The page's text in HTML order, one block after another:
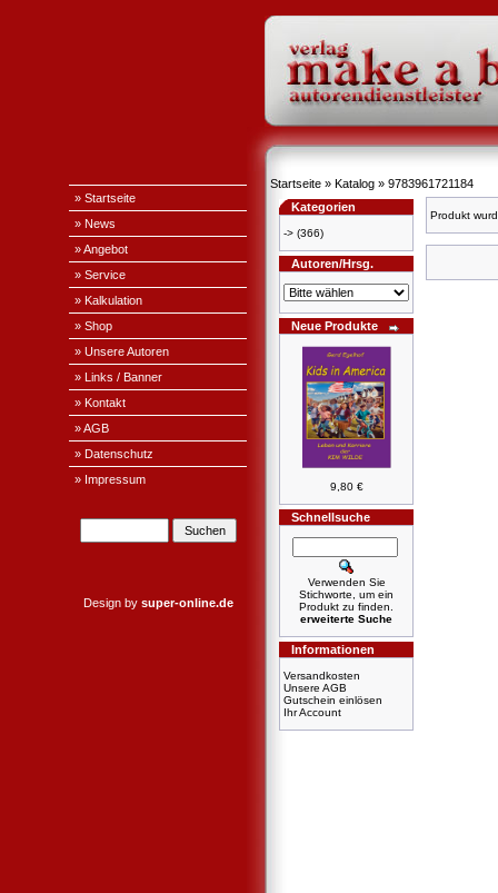
» Startseite
» News
» Angebot
» Service
» Kalkulation
» Shop
» Unsere Autoren
» Links / Banner
» Kontakt
» AGB
» Datenschutz
» Impressum
Design by super-online.de
Startseite » Katalog » 9783961721184
Kategorien
-> (366)
Autoren/Hrsg.
Neue Produkte
9,80 €
Schnellsuche
Verwenden Sie
Stichworte, um ein
Produkt zu finden.
erweiterte Suche
Informationen
Versandkosten
Unsere AGB
Gutschein einlösen
Ihr Account
Produkt